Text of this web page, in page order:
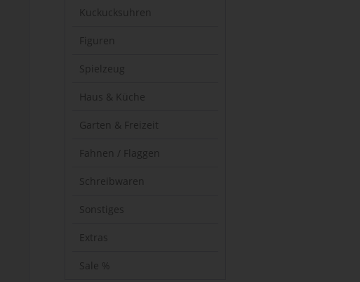
Kuckucksuhren
Figuren
Spielzeug
Haus & Küche
Garten & Freizeit
Fahnen / Flaggen
Schreibwaren
Sonstiges
Extras
Sale %